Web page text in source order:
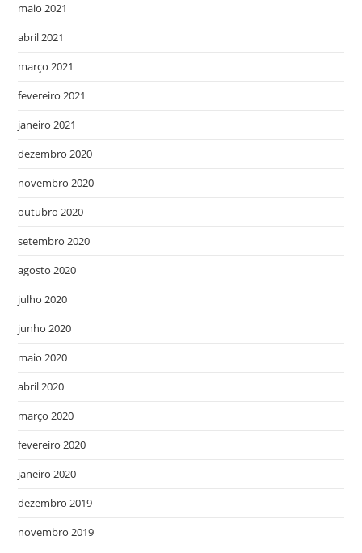
maio 2021
abril 2021
março 2021
fevereiro 2021
janeiro 2021
dezembro 2020
novembro 2020
outubro 2020
setembro 2020
agosto 2020
julho 2020
junho 2020
maio 2020
abril 2020
março 2020
fevereiro 2020
janeiro 2020
dezembro 2019
novembro 2019